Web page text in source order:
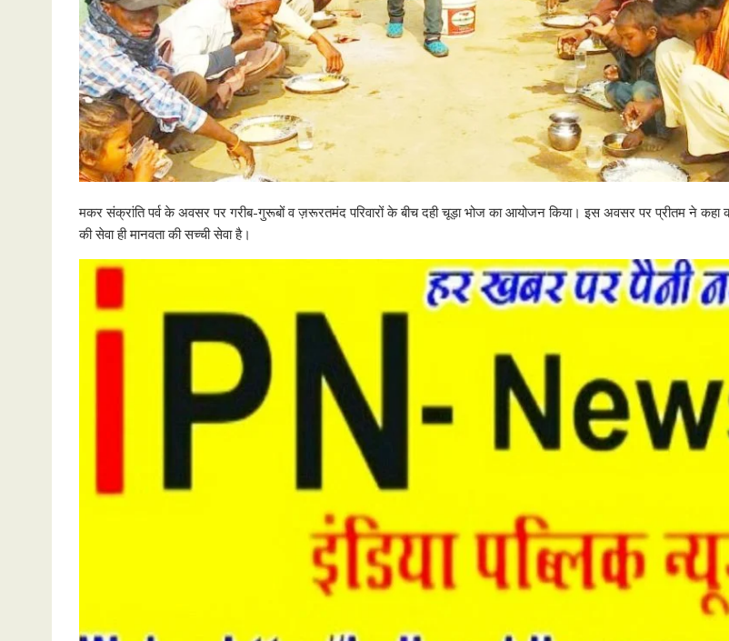
मकर संक्रांति पर्व के अवसर पर गरीब-गुरूबों व ज़रूरतमंद परिवारों के बीच दही चूड़ा भोज का आयोजन किया। इस अवसर पर प्रीतम ने कहा की
की सेवा ही मानवता की सच्ची सेवा है।